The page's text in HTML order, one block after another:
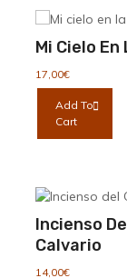
Mi Cielo
17,00€
Add To
Cart
Incienso
Calvario
14,00€